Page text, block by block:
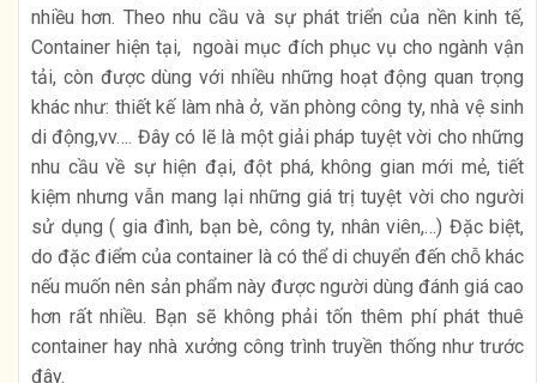
nhiều hơn. Theo nhu cầu và sự phát triển của nền kinh tế,
Container hiện tại, ngoài mục đích phục vụ cho ngành vận
tải, còn được dùng với nhiều những hoạt động quan trọng
khác như: thiết kế làm nhà ở, văn phòng công ty, nhà vệ sinh
di động,vv…. Đây có lẽ là một giải pháp tuyệt vời cho những
nhu cầu về sự hiện đại, đột phá, không gian mới mẻ, tiết
kiệm nhưng vẫn mang lại những giá trị tuyệt vời cho người
sử dụng ( gia đình, bạn bè, công ty, nhân viên,…) Đặc biệt,
do đặc điểm của container là có thể di chuyển đến chỗ khác
nếu muốn nên sản phẩm này được người dùng đánh giá cao
hơn rất nhiều. Bạn sẽ không phải tốn thêm phí phát thuê
container hay nhà xưởng công trình truyền thống như trước
đây.